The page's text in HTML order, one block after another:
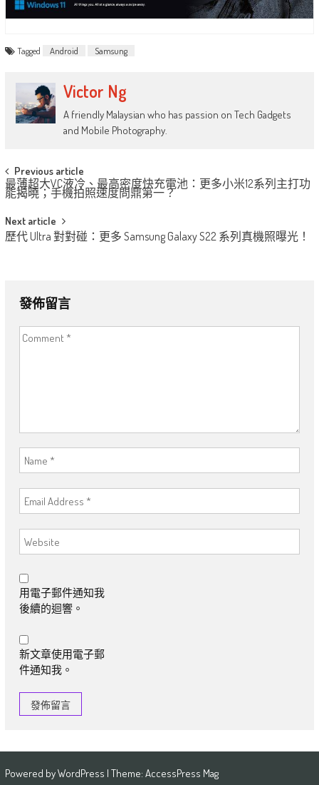
Tagged Android Samsung
Victor Ng
A friendly Malaysian who has passion on Tech Gadgets
and Mobile Photography.
Post
navigation
Previous article
最薄超大VC液冷、最高密度快充電池：更多小米12系列主打功
能揭曉；手機拍照速度問鼎第一？
Next article
歷代 Ultra 對對碰：更多 Samsung Galaxy S22 系列真機照曝光！
發佈留言
用電子郵件通知我
後續的迴響。
新文章使用電子郵
件通知我。
Powered byWordPress | Theme: AccessPress Mag